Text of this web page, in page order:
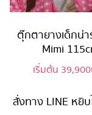
ตุ๊กตายางเด็กน่
Mimi
เริ่มต้น 39,900
สั่งทาง LINE หยิบ